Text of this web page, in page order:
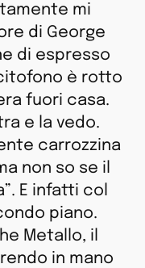
mi
di George
di espresso
è rotto
fuori casa.
e la vedo.
carrozzina
non so se il
E infatti col
piano.
Metallo, il
in mano